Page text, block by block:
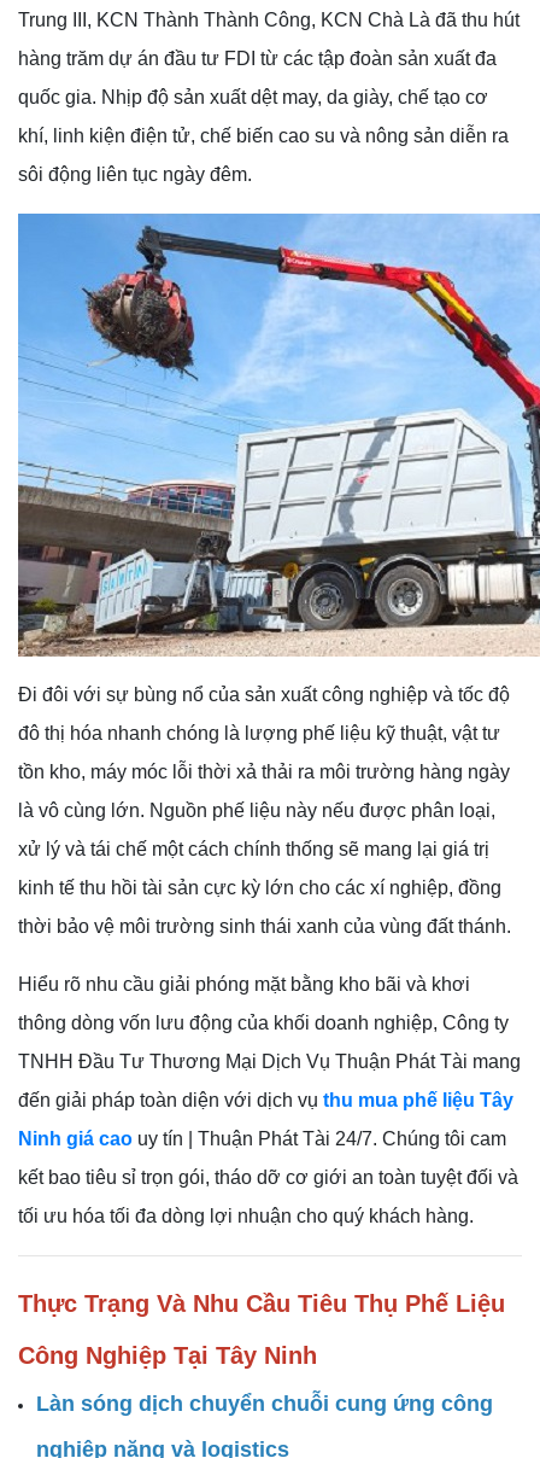
Trung III, KCN Thành Thành Công, KCN Chà Là đã thu hút
hàng trăm dự án đầu tư FDI từ các tập đoàn sản xuất đa
quốc gia. Nhịp độ sản xuất dệt may, da giày, chế tạo cơ
khí, linh kiện điện tử, chế biến cao su và nông sản diễn ra
sôi động liên tục ngày đêm.
Đi đôi với sự bùng nổ của sản xuất công nghiệp và tốc độ
đô thị hóa nhanh chóng là lượng phế liệu kỹ thuật, vật tư
tồn kho, máy móc lỗi thời xả thải ra môi trường hàng ngày
là vô cùng lớn. Nguồn phế liệu này nếu được phân loại,
xử lý và tái chế một cách chính thống sẽ mang lại giá trị
kinh tế thu hồi tài sản cực kỳ lớn cho các xí nghiệp, đồng
thời bảo vệ môi trường sinh thái xanh của vùng đất thánh.
Hiểu rõ nhu cầu giải phóng mặt bằng kho bãi và khơi
thông dòng vốn lưu động của khối doanh nghiệp, Công ty
TNHH Đầu Tư Thương Mại Dịch Vụ Thuận Phát Tài mang
đến giải pháp toàn diện với dịch vụ thu mua phế liệu Tây
Ninh giá cao uy tín | Thuận Phát Tài 24/7. Chúng tôi cam
kết bao tiêu sỉ trọn gói, tháo dỡ cơ giới an toàn tuyệt đối và
tối ưu hóa tối đa dòng lợi nhuận cho quý khách hàng.
Thực Trạng Và Nhu Cầu Tiêu Thụ Phế Liệu
Công Nghiệp Tại Tây Ninh
Làn sóng dịch chuyển chuỗi cung ứng công
nghiệp nặng và logistics